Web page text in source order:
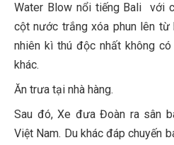
Water Blow nổi tiếng Bali với
cột nước trắng xóa phun lên
nhiên kì thú độc nhất không
khác.
Ăn trưa tại nhà hàng.
Sau đó, Xe đưa Đoàn ra sân
Việt Nam. Du khác đáp chuyến